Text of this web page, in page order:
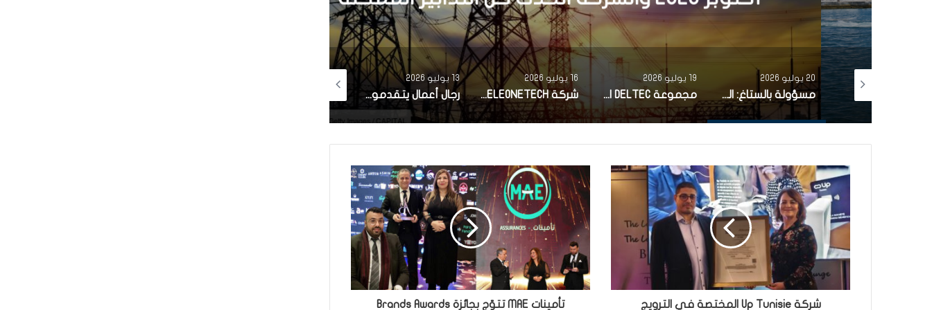
20 يوليو 2026
مسؤولة بالستاغ: التحضيرات للصيف انطلقت منذ أكتوبر 2025 والشركة اتخذت كل التدابير الممكنة مجموعة DELTEC الألمانية المتخصصة في الصناعات الإلكترونية تعلن اختيار تونس لإقامة أول موقع إنتاج لها خارج ألمانيا شركة ELEONETECH التابعة لـلمجمع الصناعي التونسي OneTech تتحصل على الشهادة الدولية MSI 20000
13 يوليو 2026
رجال أعمال يتقدمون بمطالب صلح إلى اللجنة الوطنية للصلح الجزائي تتضمن مبالغ مالية ومشاريع في المناطق الداخلية
شركة Up Tunisie المختصة في الترويج تأمينات MAE تتوّج بجائزة Brands Awards